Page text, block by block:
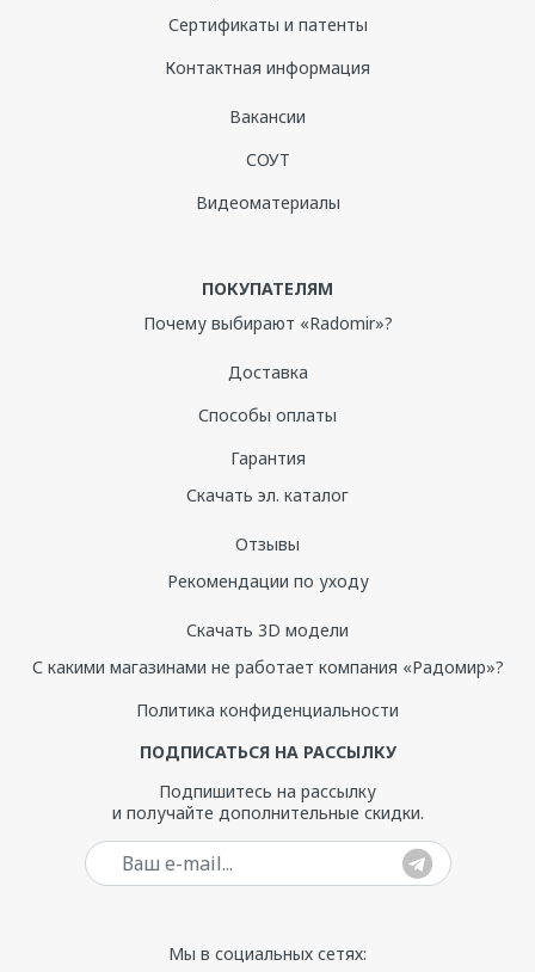
Сертификаты и патенты
Контактная информация
Вакансии
СОУТ
Видеоматериалы
ПОКУПАТЕЛЯМ
Почему выбирают «Radomir»?
Доставка
Способы оплаты
Гарантия
Скачать эл. каталог
Отзывы
Рекомендации по уходу
Скачать 3D модели
С какими магазинами не работает компания «Радомир»?
Политика конфиденциальности
ПОДПИСАТЬСЯ НА РАССЫЛКУ
Подпишитесь на рассылку
и получайте дополнительные скидки.
Мы в социальных сетях: